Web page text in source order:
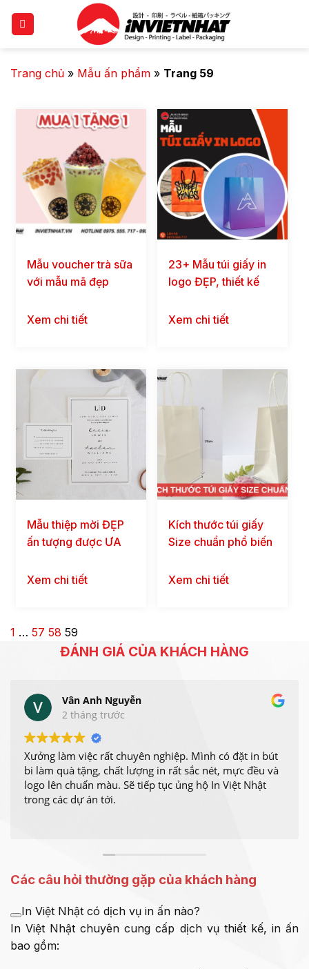
Trang chủ » Mẫu ấn phẩm » Trang 59
Mẫu voucher trà sữa
với mẫu mã đẹp
thành rẻ
Xem chi tiết
23+ Mẫu túi giấy in
logo ĐẸP, thiết kế
Xem chi tiết
Mẫu thiệp mời ĐẸP
ấn tượng được ƯA
nay
Xem chi tiết
Kích thước túi giấy
Size chuẩn phổ biến
Xem chi tiết
1 … 57 58 59
ĐÁNH GIÁ CỦA KHÁCH HÀNG
Vân Anh Nguyễn
2 tháng trước
Xưởng làm việc rất chuyên nghiệp. Mình có đặt in bút
bi làm quà tặng, chất lượng in rất sắc nét, mực đều và
logo lên chuẩn màu. Sẽ tiếp tục ủng hộ In Việt Nhật
trong các dự án tới.
Các câu hỏi thường gặp của khách hàng
In Việt Nhật có dịch vụ in ấn nào?
In Việt Nhật chuyên cung cấp dịch vụ thiết kế, in ấn
bao gồm: